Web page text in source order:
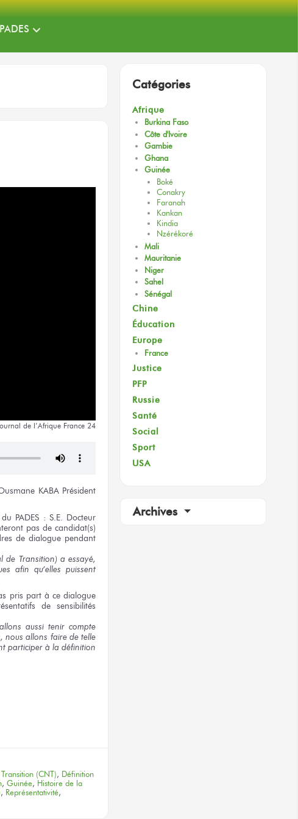
de l’Afrique France 24
KABAPrésident
du PADES : S.E. Docteur
pas de candidat(s)
de dialogue pendant
de Transition) a essayé,
afin qu’elles puissent
pris part à ce dialogue
de sensibilités
aussi tenir compte
nous allons faire de telle
participer à la définition
(CNT), Définition
, Guinée, Histoire de la
, Représentativité,
Catégories
Afrique
Burkina Faso
Côte d'Ivoire
Gambie
Ghana
Guinée
Boké
Conakry
Faranah
Kankan
Kindia
Nzérékoré
Mali
Mauritanie
Niger
Sahel
Sénégal
Chine
Éducation
Europe
France
Justice
PFP
Russie
Santé
Social
Sport
USA
Archives